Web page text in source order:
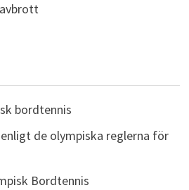
bordtennis
de olympiska reglerna för
Bordtennis